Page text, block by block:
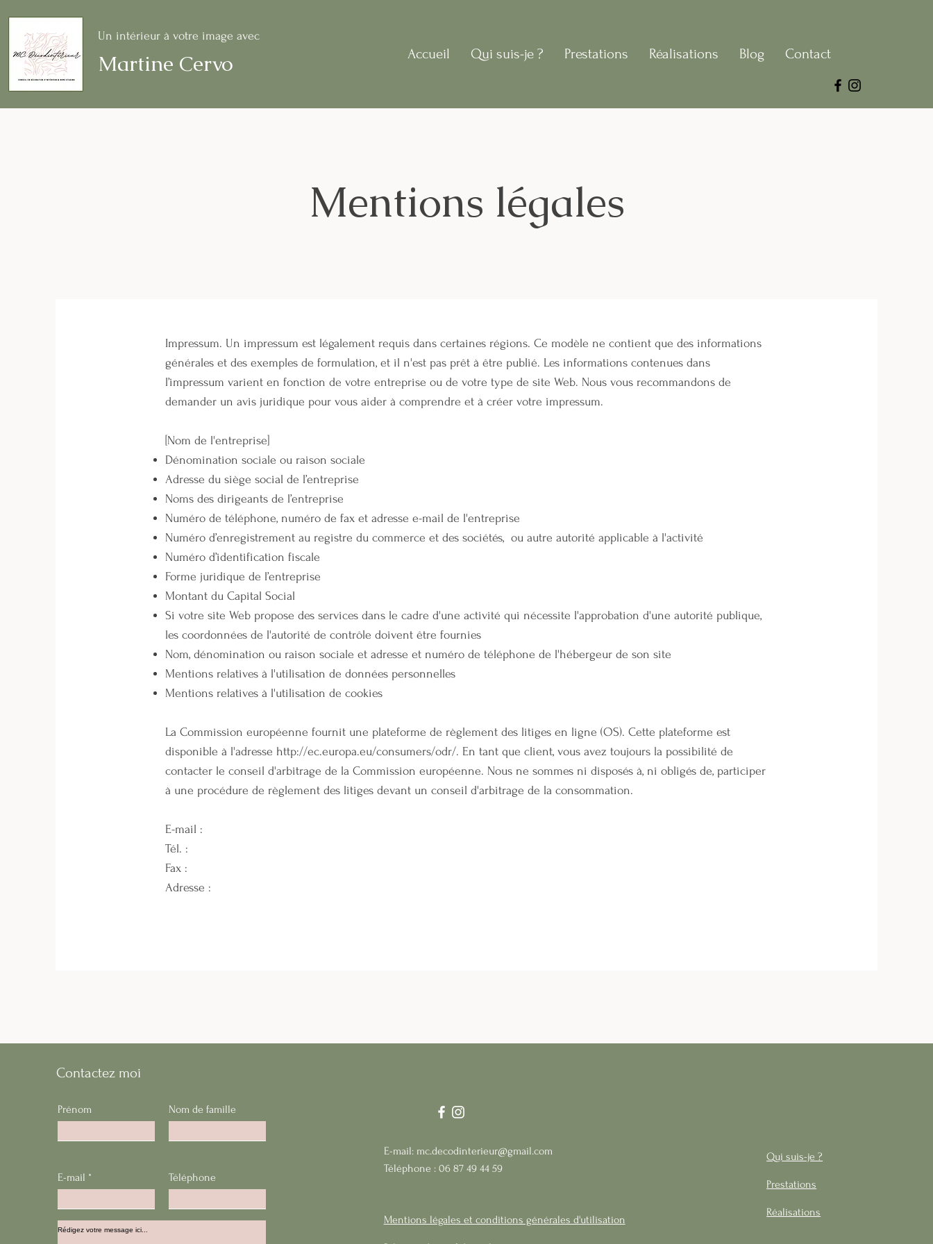
Un intérieur à votre image avec
Martine Cervo Accueil Qui suis-je ? Prestations Réalisations Blog Contact
Mentions légales
Impressum. Un impressum est légalement requis dans certaines régions. Ce modèle ne contient que des informations
générales et des exemples de formulation, et il n'est pas prêt à être publié. Les informations contenues dans
l’impressum varient en fonction de votre entreprise ou de votre type de site Web. Nous vous recommandons de
demander un avis juridique pour vous aider à comprendre et à créer votre impressum.
[Nom de l'entreprise]
Dénomination sociale ou raison sociale
Adresse du siège social de l’entreprise
Noms des dirigeants de l’entreprise
Numéro de téléphone, numéro de fax et adresse e-mail de l'entreprise
Numéro d’enregistrement au registre du commerce et des sociétés, ou autre autorité applicable à l'activité
Numéro d’identification fiscale
Forme juridique de l’entreprise
Montant du Capital Social
Si votre site Web propose des services dans le cadre d'une activité qui nécessite l'approbation d'une autorité publique,
les coordonnées de l'autorité de contrôle doivent être fournies
Nom, dénomination ou raison sociale et adresse et numéro de téléphone de l'hébergeur de son site
Mentions relatives à l'utilisation de données personnelles
Mentions relatives à l'utilisation de cookies
La Commission européenne fournit une plateforme de règlement des litiges en ligne (OS). Cette plateforme est
disponible à l'adresse http://ec.europa.eu/consumers/odr/. En tant que client, vous avez toujours la possibilité de
contacter le conseil d'arbitrage de la Commission européenne. Nous ne sommes ni disposés à, ni obligés de, participer
à une procédure de règlement des litiges devant un conseil d'arbitrage de la consommation.
E-mail :
Tél. :
Fax :
Adresse :
Contactez moi
Prénom Nom de famille
E-mail Téléphone
E-mail: mc.decodinterieur@gmail.com
Téléphone : 06 87 49 44 59
Mentions légales et conditions générales d'utilisation
Qui suis-je ?
Prestations
Réalisations